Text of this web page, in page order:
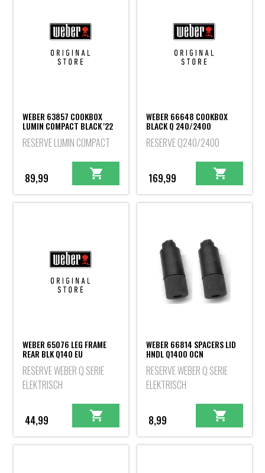
WEBER 63857 COOKBOX
LUMIN COMPACT BLACK '22
RESERVE LUMIN COMPACT
89,99
WEBER 66648 COOKBOX
BLACK Q 240/2400
RESERVE Q240/2400
169,99
WEBER 65076 LEG FRAME
REAR BLK Q140 EU
RESERVE WEBER Q SERIE
ELEKTRISCH
44,99
WEBER 66814 SPACERS LID
HNDL Q1400 OCN
RESERVE WEBER Q SERIE
ELEKTRISCH
8,99